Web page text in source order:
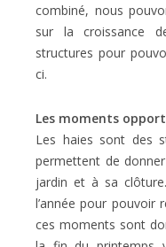
combiné, nous
sur la croissance
structures pour
ci.
Les moments
Les haies sont des
permettent de
jardin et à sa
l’année pour pouvoir
ces moments sont